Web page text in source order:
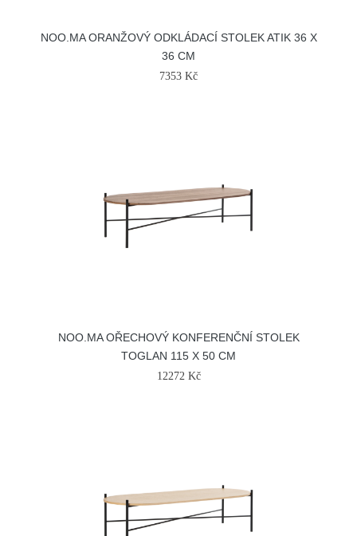
NOO.MA ORANŽOVÝ ODKLÁDACÍ STOLEK ATIK 36 X
36 CM
7353 Kč
NOO.MA OŘECHOVÝ KONFERENČNÍ STOLEK
TOGLAN 115 X 50 CM
12272 Kč